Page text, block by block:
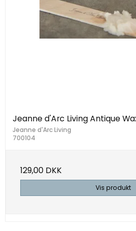
Jeanne d'Arc Living Antique
Jeanne d'Arc Living
700104
129,00 DKK
Vis produkt